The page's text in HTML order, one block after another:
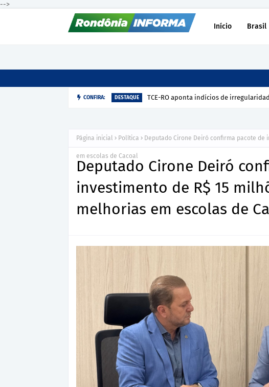
-->
Início Brasil
CONFIRA: DESTAQUE TCE-RO aponta indícios de
Página inicial Política Deputado Cirone Deiró confirma pacote de
em escolas de Cacoal
Deputado Cirone Deiró
investimento de R$ 15
melhorias em escolas de